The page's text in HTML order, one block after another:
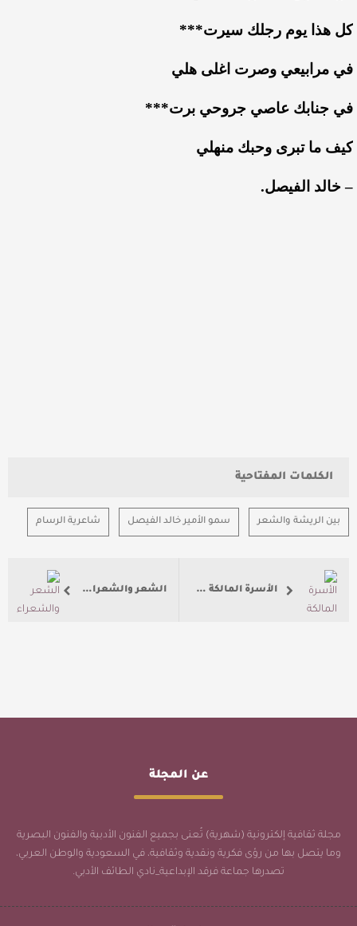
كل هذا يوم رجلك سيرت***
في مرابيعي وصرت اغلى هلي
في جنابك عاصي جروحي برت***
كيف ما تبرى وحبك منهلي
– خالد الفيصل.
الكلمات المفتاحية
بين الريشة والشعر سمو الأمير خالد الفيصل شاعرية الرسام
الأسرة المالكة في لون وحرف سمو الأمير خالد الفيصل الشعر والشعراء في لون وحرف صاحب السمو الملكي الأمير خالد الفيصل
عن المجلة
مجلة ثقافية إلكترونية (شهرية) تُعنى بجميع الفنون الأدبية والفنون البصرية
وما يتصل بها من رؤى فكرية ونقدية وثقافية، في السعودية والوطن العربي،
تصدرها جماعة فرقد الإبداعية_نادي الطائف الأدبي.